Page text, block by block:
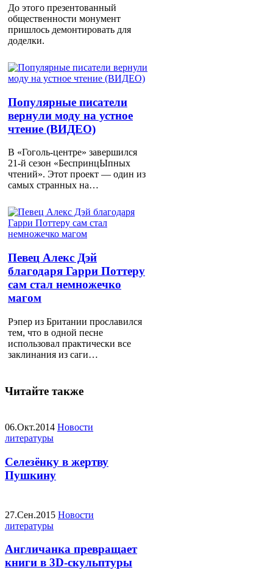
До этого презентованный
общественности монумент
пришлось демонтировать для
доделки.
Популярные писатели
вернули моду на устное
чтение (ВИДЕО)
В «Гоголь-центре» завершился
21-й сезон «БеспринцЫпных
чтений». Этот проект — один из
самых странных на…
Певец Алекс Дэй
благодаря Гарри Поттеру
сам стал немножечко
магом
Рэпер из Британии прославился
тем, что в одной песне
использовал практически все
заклинания из саги…
Читайте также
06.Окт.2014 Новости
литературы
Селезёнку в жертву
Пушкину
27.Сен.2015 Новости
литературы
Англичанка превращает
книги в 3D-скульптуры